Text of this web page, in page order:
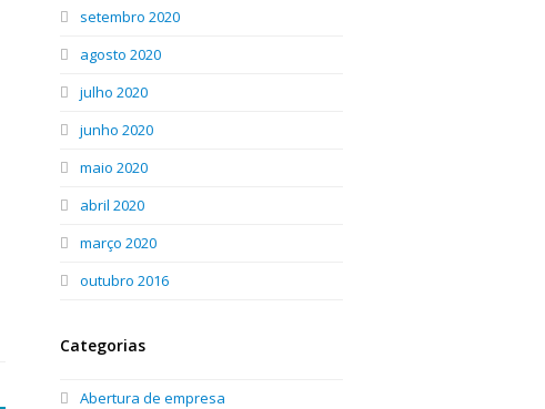
setembro 2020
agosto 2020
julho 2020
junho 2020
maio 2020
abril 2020
março 2020
outubro 2016
Categorias
Abertura de empresa